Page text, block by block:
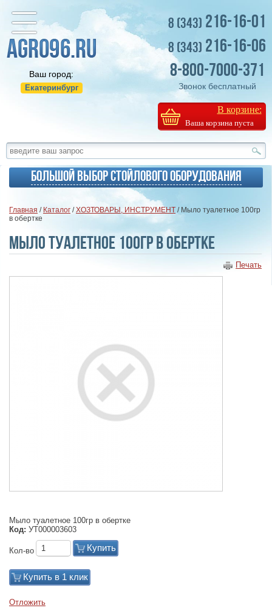
Ваш город:
Екатеринбург
8 (343) 216-16-01
8 (343) 216-16-06
8-800-7000-371
Звонок бесплатный
В корзине:
Ваша корзина пуста
Большой выбор стойлового оборудования
Главная / Каталог /ХОЗТОВАРЫ, ИНСТРУМЕНТ / Мыло туалетное 100гр
в обертке
Мыло туалетное 100гр в обертке
Печать
Мыло туалетное 100гр в обертке
Код: УТ000003603
Кол-во Купить
Купить в 1 клик
Отложить